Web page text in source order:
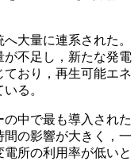
大量に連系された。
不足し，新たな発電
おり，再生可能エネ
る。
中で最も導入された
の影響が大きく，一
所の利用率が低いと